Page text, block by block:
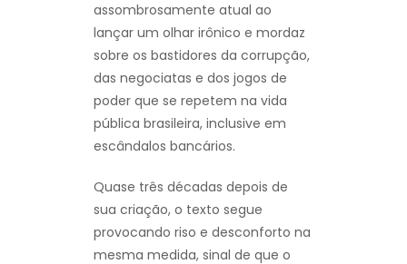
assombrosamente atual ao
lançar um olhar irônico e mordaz
sobre os bastidores da corrupção,
das negociatas e dos jogos de
poder que se repetem na vida
pública brasileira, inclusive em
escândalos bancários.
Quase três décadas depois de
sua criação, o texto segue
provocando riso e desconforto na
mesma medida, sinal de que o